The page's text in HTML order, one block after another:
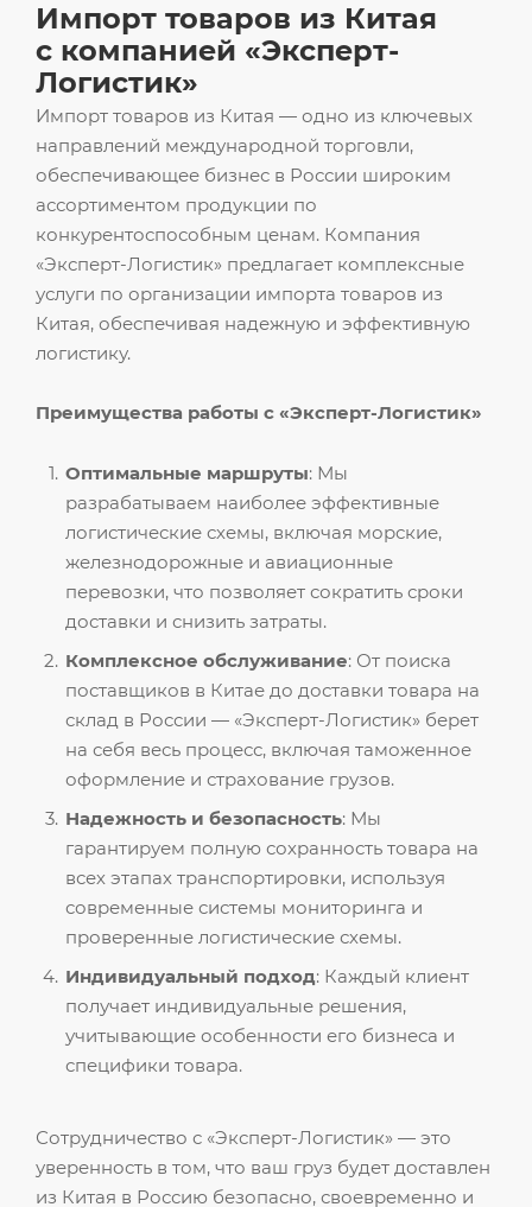
Импорт товаров из Китая — одно из ключевых
направлений международной торговли,
обеспечивающее бизнес в России широким
ассортиментом продукции по
конкурентоспособным ценам. Компания
«Эксперт-Логистик» предлагает комплексные
услуги по организации импорта товаров из
Китая, обеспечивая надежную и эффективную
логистику.
Преимущества работы с «Эксперт-Логистик»
Оптимальные маршруты: Мы
разрабатываем наиболее эффективные
логистические схемы, включая морские,
железнодорожные и авиационные
перевозки, что позволяет сократить сроки
доставки и снизить затраты.
Комплексное обслуживание: От поиска
поставщиков в Китае до доставки товара на
склад в России — «Эксперт-Логистик» берет
на себя весь процесс, включая таможенное
оформление и страхование грузов.
Надежность и безопасность: Мы
гарантируем полную сохранность товара на
всех этапах транспортировки, используя
современные системы мониторинга и
проверенные логистические схемы.
Индивидуальный подход: Каждый клиент
получает индивидуальные решения,
учитывающие особенности его бизнеса и
специфики товара.
Сотрудничество с «Эксперт-Логистик» — это
уверенность в том, что ваш груз будет доставлен
из Китая в Россию безопасно, своевременно и
Импорт товаров из Китая
с компанией «Эксперт-
Логистик»